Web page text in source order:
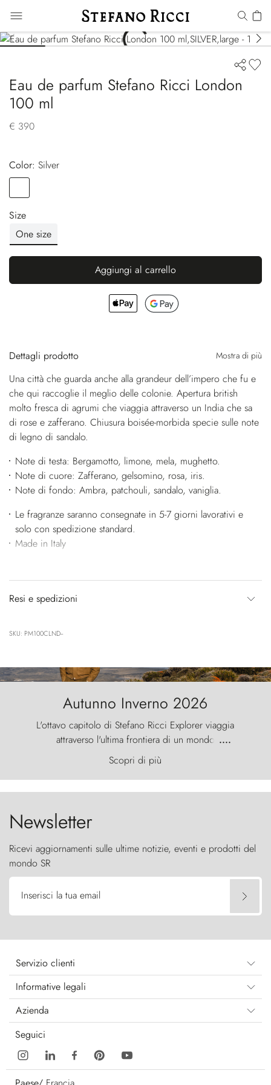
Eau de parfum Stefano Ricci London
100 ml
€ 390
Color:
silver
Size
One size
Aggiungi al carrello
Dettagli prodotto Mostra di più
Una città che guarda anche alla grandeur dell’impero che fu e
che qui raccoglie il meglio delle colonie. Apertura british
molto fresca di agrumi che viaggia attraverso un India che sa
di rose e zafferano. Chiusura boisée-morbida specie sulle note
di legno di sandalo.
Note di testa: Bergamotto, limone, mela, mughetto.
Note di cuore: Zafferano, gelsomino, rosa, iris.
Note di fondo: Ambra, patchouli, sandalo, vaniglia.
Le fragranze saranno consegnate in 5-7 giorni lavorativi e
solo con spedizione standard.
Made in Italy
Resi e spedizioni
SKU: PM100CLND--
Autunno Inverno 2026
L'ottavo capitolo di Stefano Ricci Explorer viaggia
attraverso l'ultima frontiera di un mondo
primordiale, dove il vento scolpisce la natura con
furia ancestrale e le Torres del Paine sfidano il
cielo come sentinelle di pietra.
....
Scopri di più
Newsletter
Ricevi aggiornamenti sulle ultime notizie, eventi e prodotti del
mondo SR
Inserisci la tua email
Servizio clienti
Informative legali
Azienda
Seguici